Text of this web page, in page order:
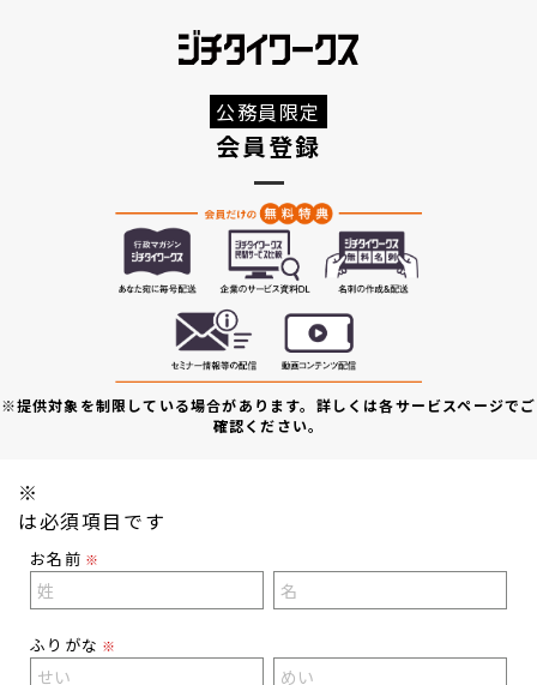
公務員限定
会員登録
※提供対象を制限している場合があります。詳しくは各サービスページでご
確認ください。
※
は必須項目です
お名前 ※
ふりがな ※